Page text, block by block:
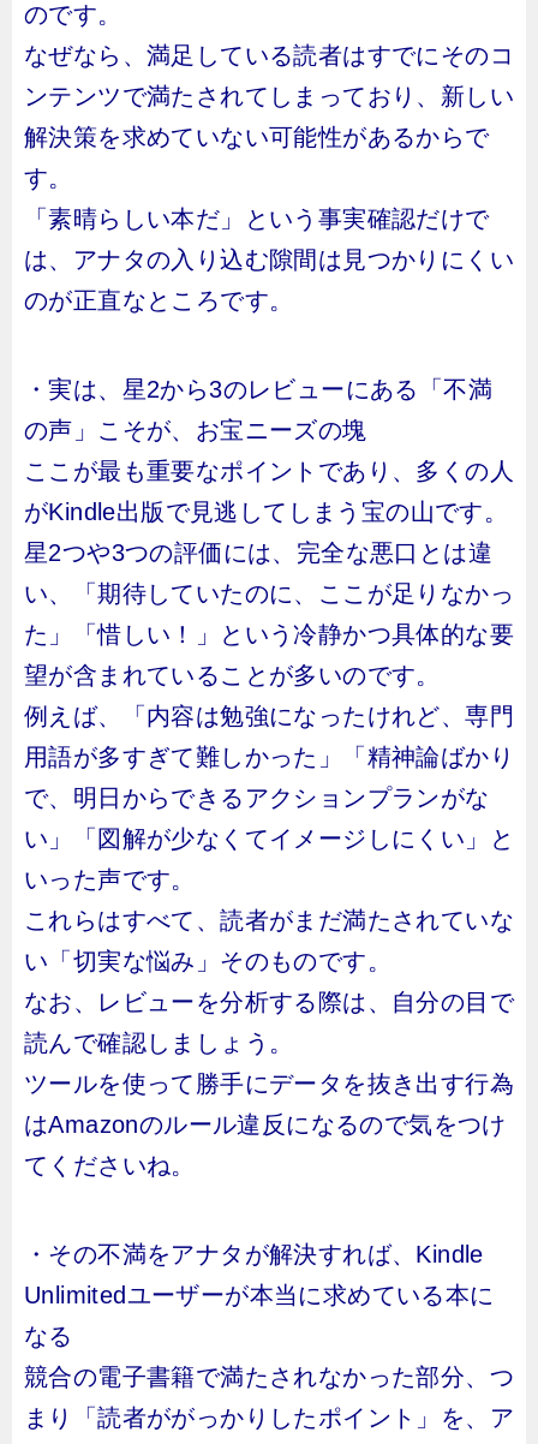
のです。
なぜなら、満足している読者はすでにそのコ
ンテンツで満たされてしまっており、新しい
解決策を求めていない可能性があるからで
す。
「素晴らしい本だ」という事実確認だけで
は、アナタの入り込む隙間は見つかりにくい
のが正直なところです。
・実は、星2から3のレビューにある「不満
の声」こそが、お宝ニーズの塊
ここが最も重要なポイントであり、多くの人
がKindle出版で見逃してしまう宝の山です。
星2つや3つの評価には、完全な悪口とは違
い、「期待していたのに、ここが足りなかっ
た」「惜しい！」という冷静かつ具体的な要
望が含まれていることが多いのです。
例えば、「内容は勉強になったけれど、専門
用語が多すぎて難しかった」「精神論ばかり
で、明日からできるアクションプランがな
い」「図解が少なくてイメージしにくい」と
いった声です。
これらはすべて、読者がまだ満たされていな
い「切実な悩み」そのものです。
なお、レビューを分析する際は、自分の目で
読んで確認しましょう。
ツールを使って勝手にデータを抜き出す行為
はAmazonのルール違反になるので気をつけ
てくださいね。
・その不満をアナタが解決すれば、Kindle
Unlimitedユーザーが本当に求めている本に
なる
競合の電子書籍で満たされなかった部分、つ
まり「読者ががっかりしたポイント」を、ア